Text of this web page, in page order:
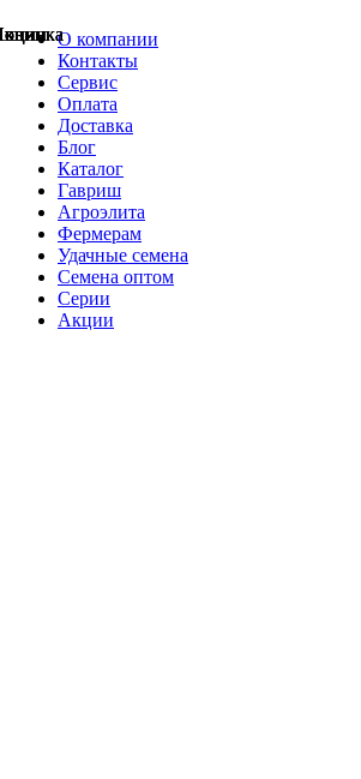
О компании
Контакты
Сервис
Оплата
Доставка
Блог
Каталог
Гавриш
Агроэлита
Фермерам
Удачные семена
Семена оптом
Серии
Акции